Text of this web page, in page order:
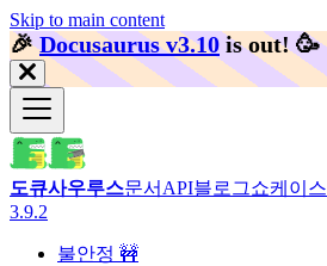
Skip to main content
🎉️Docusaurus v3.10 is out! 🥳️
도큐사우루스문서 API블로그쇼케이스
3.9.2
불안정 🚧